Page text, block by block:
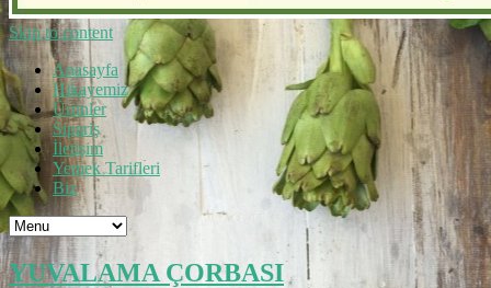
Skip to content
Anasayfa
Hikayemiz
Ürünler
Sipariş
İletişim
Yemek Tarifleri
Biz
YUVALAMA ÇORBASI